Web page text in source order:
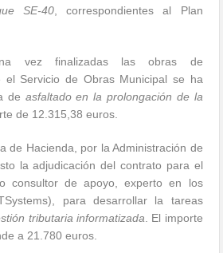
SE-40 , correspondientes al Plan
vez finalizadas las obras de
el Servicio de Obras Municipal se ha
de asfaltado en la prolongación de la
de 12.315,38 euros.
de Hacienda, por la Administración de
la adjudicación del contrato para el
consultor de apoyo, experto en los
para desarrollar la tareas
tributaria informatizada . El importe
a 21.780 euros.